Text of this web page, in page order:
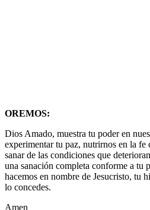
OREMOS:
Dios Amado, muestra tu poder en
experimentar tu paz, nutrirnos en la fe
sanar de las condiciones que
una sanación completa conforme a tu
hacemos en nombre de Jesucristo, tu
lo concedes.
Amen